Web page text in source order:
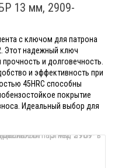
13 мм, 2909-
с ключом для патрона
Этот надежный ключ
и долговечность.
и эффективность при
45HRC способны
покрытие
Идеальный выбор для